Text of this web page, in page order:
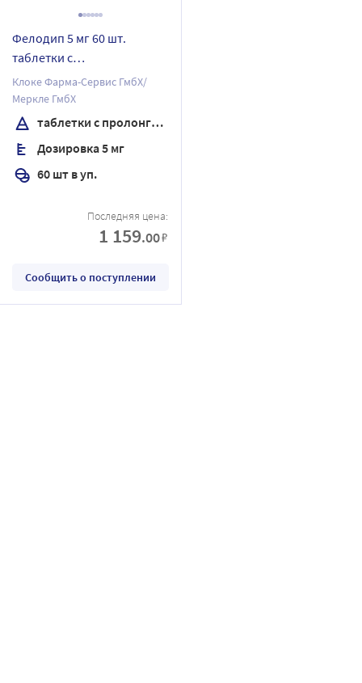
Фелодип 5 мг 60 шт.
таблетки с
пролонгированным
высвобождением,
покрытые пленочной
оболочкой
Клоке Фарма-Сервис ГмбХ/
Меркле ГмбХ
таблетки с пролонгированным высвобождением, покрытые пленочной оболочкой
Дозировка 5 мг
60 шт в уп.
Последняя цена:
1 159.00₽
Сообщить о поступлении